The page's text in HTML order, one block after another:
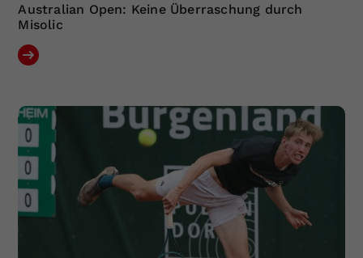
Australian Open: Keine Überraschung durch
Misolic